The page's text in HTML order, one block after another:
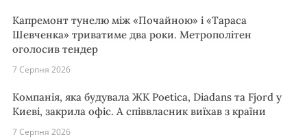
Капремонт тунелю між «Почайною» і «Тараса
Шевченка» триватиме два роки. Метрополітен
оголосив тендер
7 Серпня 2026
Компанія, яка будувала ЖК Poetica, Diadans та Fjord у
Києві, закрила офіс. А співвласник виїхав з країни
7 Серпня 2026